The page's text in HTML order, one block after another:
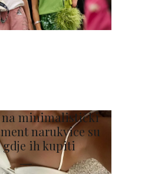
na minimalistički
narukvice su
gdje ih kupiti